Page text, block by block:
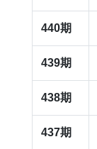
440期
439期
438期
437期